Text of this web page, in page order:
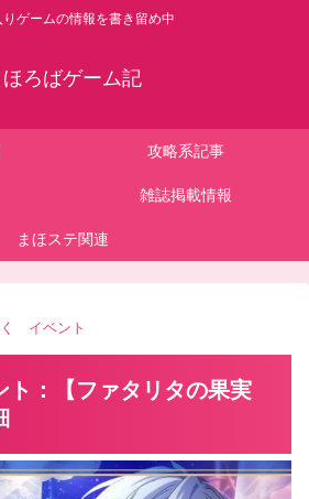
りゲームの情報を書き留め中
ほろばゲーム記
攻略系記事
雑誌掲載情報
まほステ関連
く イベント
ト：【ファタリタの果実